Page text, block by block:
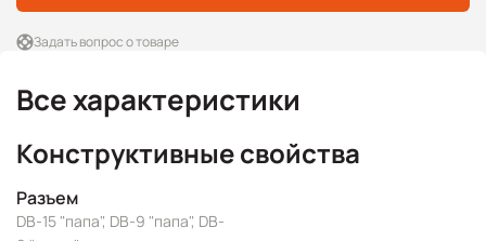
Задать вопрос о товаре
Все характеристики
Конструктивные свойства
Разъем
DB-15 "папа", DB-9 "папа", DB-